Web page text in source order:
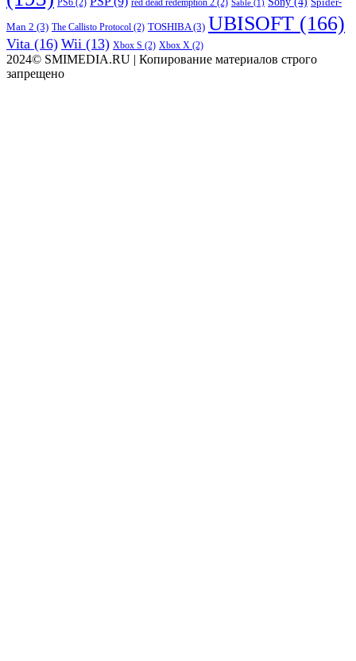
PS6 (2) red dead redemption 2 (2) Sable (1)
Man 2 (3) The Callisto Protocol (2) TOSHIBA(3) UBISOFT (166)
Vita (16) Wii (13) Xbox S (2) Xbox X (2)
2024© SMIMEDIA.RU | Копирование материалов строго
запрещено